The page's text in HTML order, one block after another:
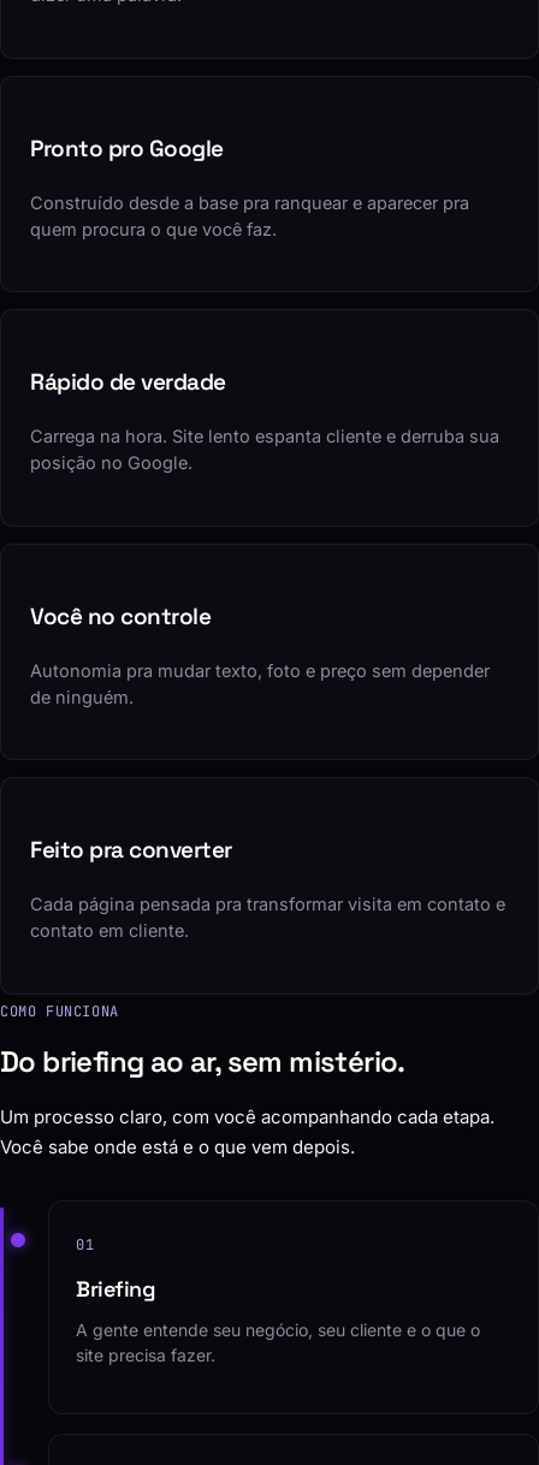
Pronto pro Google
Construído desde a base pra ranquear e aparecer pra
quem procura o que você faz.
Rápido de verdade
Carrega na hora. Site lento espanta cliente e derruba sua
posição no Google.
Você no controle
Autonomia pra mudar texto, foto e preço sem depender
de ninguém.
Feito pra converter
Cada página pensada pra transformar visita em contato e
contato em cliente.
COMO FUNCIONA
Do briefing ao ar, sem mistério.
Um processo claro, com você acompanhando cada etapa.
Você sabe onde está e o que vem depois.
01
Briefing
A gente entende seu negócio, seu cliente e o que o
site precisa fazer.